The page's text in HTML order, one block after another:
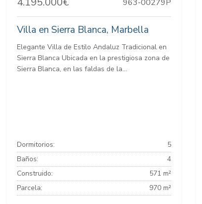
963-00279P
Villa en Sierra Blanca, Marbella
Elegante Villa de Estilo Andaluz Tradicional en
Sierra Blanca Ubicada en la prestigiosa zona de
Sierra Blanca, en las faldas de la...
Dormitorios:
5
Baños:
4
Construido:
571 m²
Parcela:
970 m²